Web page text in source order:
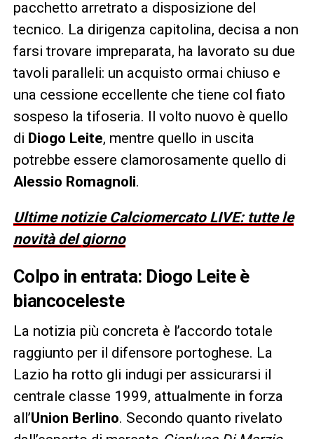
pacchetto arretrato a disposizione del
tecnico. La dirigenza capitolina, decisa a non
farsi trovare impreparata, ha lavorato su due
tavoli paralleli: un acquisto ormai chiuso e
una cessione eccellente che tiene col fiato
sospeso la tifoseria. Il volto nuovo è quello
di Diogo Leite, mentre quello in uscita
potrebbe essere clamorosamente quello di
Alessio Romagnoli.
Ultime notizie Calciomercato LIVE: tutte le
novità del giorno
Colpo in entrata: Diogo Leite è
biancoceleste
La notizia più concreta è l’accordo totale
raggiunto per il difensore portoghese. La
Lazio ha rotto gli indugi per assicurarsi il
centrale classe 1999, attualmente in forza
all’Union Berlino. Secondo quanto rivelato